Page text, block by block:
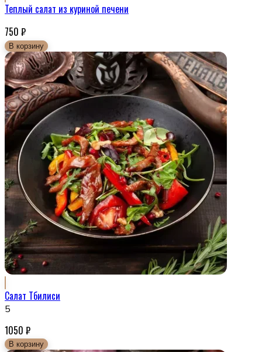
Теплый салат из куриной печени
750 ₽
В корзину
Салат Тбилиси
5
1050 ₽
В корзину